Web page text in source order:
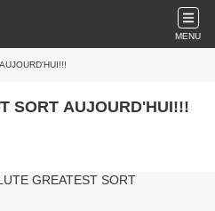
MENU
SORT AUJOURD'HUI!!!